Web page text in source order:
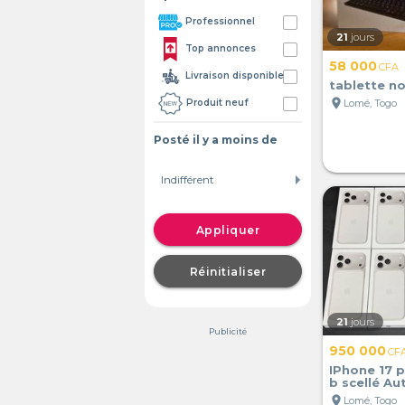
Professionnel
Top annonces
Livraison disponible
Produit neuf
Posté il y a moins de
Appliquer
Réinitialiser
Publicité
21 jours
58 000CFA
tablette
location_on Lomé, Togo
21 jours
950 000
IPhone 17
b scellé
location_on Lomé, Togo